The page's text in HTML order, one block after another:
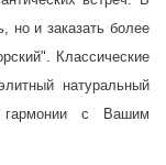
но и заказать более
Классические
натуральный
с Вашим